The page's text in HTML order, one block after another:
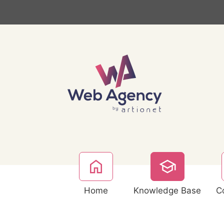
Home Knowledge Base